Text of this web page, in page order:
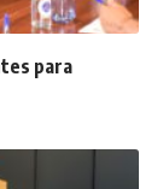
para